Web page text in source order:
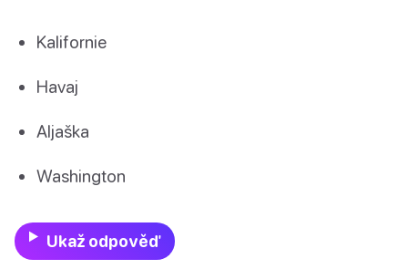
Kalifornie
Havaj
Aljaška
Washington
Ukaž odpověď